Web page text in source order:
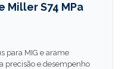
Miller S74 MPa
para MIG e arame
precisão e desempenho